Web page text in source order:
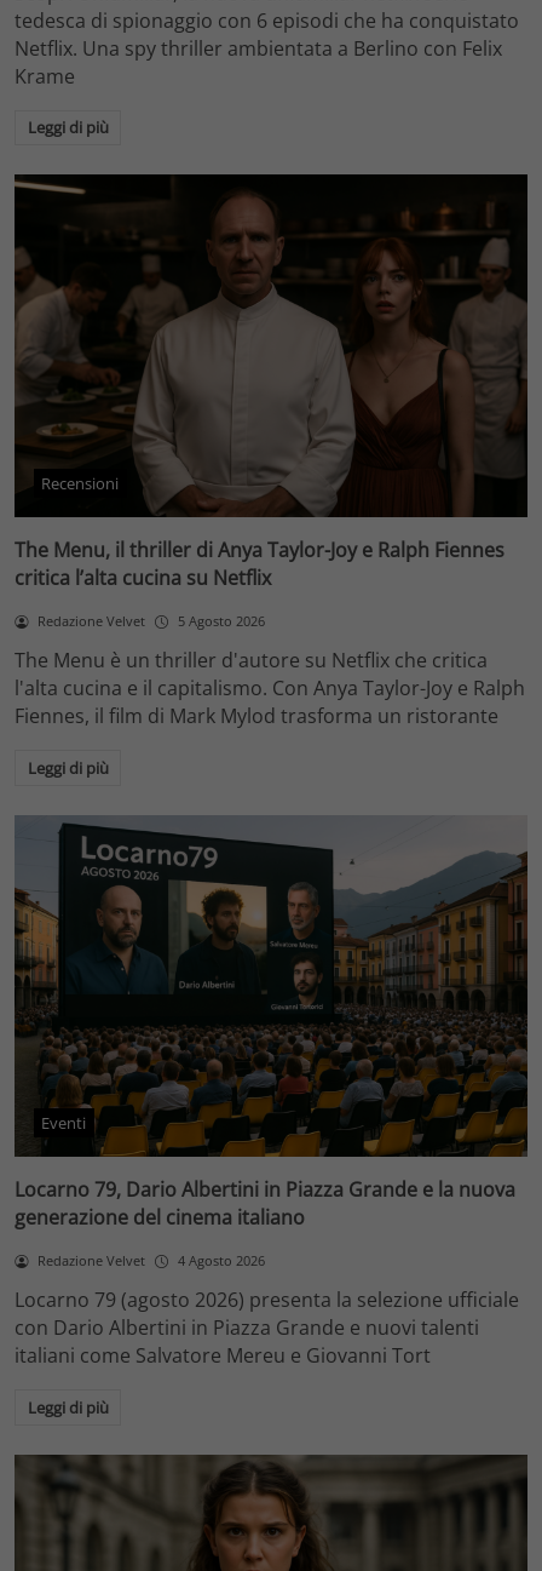
tedesca di spionaggio con 6 episodi che ha conquistato
Netflix. Una spy thriller ambientata a Berlino con Felix
Krame
Leggi di più
Recensioni
The Menu, il thriller di Anya Taylor-Joy e Ralph Fiennes
critica l’alta cucina su Netflix
Redazione Velvet 5 Agosto 2026
The Menu è un thriller d'autore su Netflix che critica
l'alta cucina e il capitalismo. Con Anya Taylor-Joy e Ralph
Fiennes, il film di Mark Mylod trasforma un ristorante
Leggi di più
Eventi
Locarno 79, Dario Albertini in Piazza Grande e la nuova
generazione del cinema italiano
Redazione Velvet 4 Agosto 2026
Locarno 79 (agosto 2026) presenta la selezione ufficiale
con Dario Albertini in Piazza Grande e nuovi talenti
italiani come Salvatore Mereu e Giovanni Tort
Leggi di più